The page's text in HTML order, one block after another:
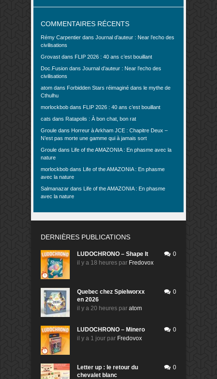
COMMENTAIRES RÉCENTS
Rémy Carpentier dans Journal d’auteur : Near l’echo des
civilisations
Grovast dans FLIP 2026 : 40 ans c’est bouillant
Doc.Fusion dans Journal d’auteur : Near l’echo des
civilisations
atom dans Forbidden Stars réimaginé dans le mythe de
Cthulhu
morlockbob dans FLIP 2026 : 40 ans c’est bouillant
cats dans Ratapolis : À bon chat, bon rat
Groule dans Horreur à Arkham JCE : Chapitre Deux –
N’est pas morte une gamme qui à jamais sort
Groule dans Life of the AMAZONIA : En phasme avec la
nature
morlockbob dans Life of the AMAZONIA : En phasme
avec la nature
Salmanazar dans Life of the AMAZONIA : En phasme
avec la nature
DERNIÈRES PUBLICATIONS
LUDOCHRONO – Shape It
il y a 18 heures par Fredovox
0
Quebec chez Spielworxx
en 2026
il y a 20 heures par atom
0
LUDOCHRONO – Minero
il y a 1 jour par Fredovox
0
Letter up : le retour du
chevalet blanc
0